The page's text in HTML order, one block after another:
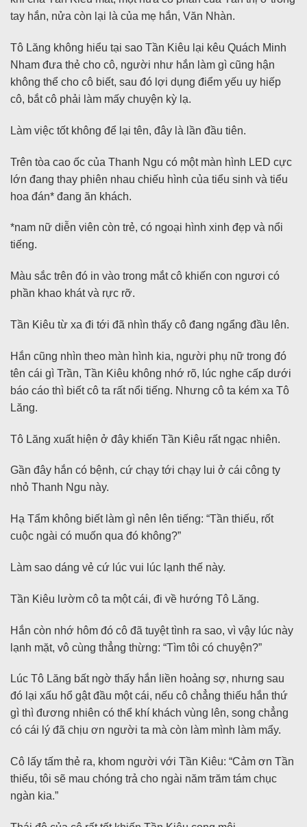
tay hắn, nửa còn lại là của mẹ hắn, Văn Nhàn.
Tô Lăng không hiểu tại sao Tần Kiêu lại kêu Quách Minh
Nham đưa thẻ cho cô, người như hắn làm gì cũng hận
không thể cho cô biết, sau đó lợi dụng điểm yếu uy hiếp
cô, bắt cô phải làm mấy chuyện kỳ lạ.
Làm việc tốt không để lại tên, đây là lần đầu tiên.
Trên tòa cao ốc của Thanh Ngu có một màn hình LED cực
lớn đang thay phiên nhau chiếu hình của tiểu sinh và tiểu
hoa đán* đang ăn khách.
*nam nữ diễn viên còn trẻ, có ngoại hình xinh đẹp và nổi
tiếng.
Màu sắc trên đó in vào trong mắt cô khiến con ngươi có
phần khao khát và rực rỡ.
Tần Kiêu từ xa đi tới đã nhìn thấy cô đang ngẩng đầu lên.
Hắn cũng nhìn theo màn hình kia, người phụ nữ trong đó
tên cái gì Trần, Tần Kiêu không nhớ rõ, lúc nghe cấp dưới
báo cáo thì biết cô ta rất nổi tiếng. Nhưng cô ta kém xa Tô
Lăng.
Tô Lăng xuất hiện ở đây khiến Tần Kiêu rất ngạc nhiên.
Gần đây hắn có bệnh, cứ chạy tới chạy lui ở cái công ty
nhỏ Thanh Ngu này.
Hạ Tẩm không biết làm gì nên lên tiếng: “Tần thiếu, rốt
cuộc ngài có muốn qua đó không?”
Làm sao dáng vẻ cứ lúc vui lúc lạnh thế này.
Tần Kiêu lườm cô ta một cái, đi về hướng Tô Lăng.
Hắn còn nhớ hôm đó cô đã tuyệt tình ra sao, vì vậy lúc này
lạnh mặt, vô cùng thẳng thừng: “Tìm tôi có chuyện?”
Lúc Tô Lăng bất ngờ thấy hắn liền hoảng sợ, nhưng sau
đó lại xấu hổ gật đầu một cái, nếu cô chẳng thiếu hắn thứ
gì thì đương nhiên có thể khí khách vùng lên, song chẳng
có cái lý đã chịu ơn người ta mà còn làm mình làm mẩy.
Cô lấy tấm thẻ ra, khom người với Tần Kiêu: “Cảm ơn Tần
thiếu, tôi sẽ mau chóng trả cho ngài năm trăm tám chục
ngàn kia.”